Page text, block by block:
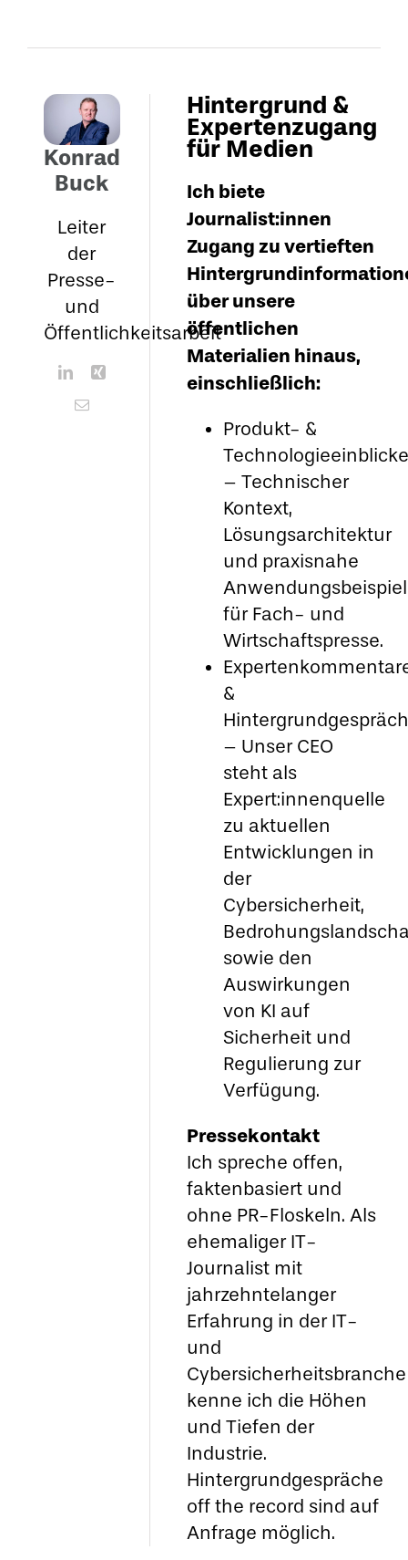
Konrad
Buck
Leiter
der
Presse-
und
Öffentlichkeitsarbeit
Hintergrund &
Expertenzugang
für Medien
Ich biete
Journalist:innen
Zugang zu vertieften
über unsere
öffentlichen
Materialien hinaus,
einschließlich:
Produkt- &
– Technischer
Kontext,
Lösungsarchitektur
und praxisnahe
für Fach- und
Wirtschaftspresse.
&
– Unser CEO
steht als
Expert:innenquelle
zu aktuellen
Entwicklungen in
der
Cybersicherheit,
sowie den
Auswirkungen
von KI auf
Sicherheit und
Regulierung zur
Verfügung.
Pressekontakt
Ich spreche offen,
faktenbasiert und
ohne PR-Floskeln. Als
ehemaliger IT-
Journalist mit
jahrzehntelanger
Erfahrung in der IT-
und
Cybersicherheitsbranche
kenne ich die Höhen
und Tiefen der
Industrie.
Hintergrundgespräche
off the record sind auf
Anfrage möglich.